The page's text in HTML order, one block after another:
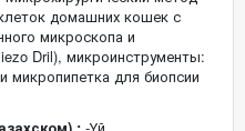
домашних кошек с
микроскопа и
Dril), микроинструменты:
для биопсии